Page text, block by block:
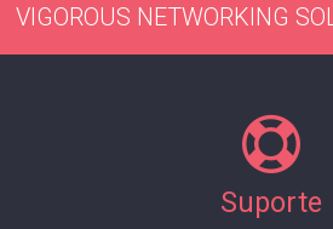
VIGOROUS NETWORKING
Suporte